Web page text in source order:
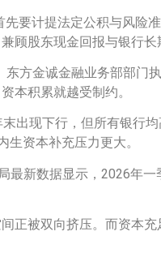
要计提法定公积与风险
顾股东现金回报与银行长
方金诚金融业务部部
本积累就越受制约。
出现下行，但所有银行
资本补充压力更大。
新数据显示，2026年
被双向挤压。而资本